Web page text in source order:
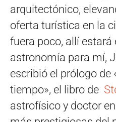
arquitectónico,
oferta turística en la
fuera poco, allí estará
astronomía para mí,
escribió el prólogo de
tiempo», el libro de
astrofísico y doctor